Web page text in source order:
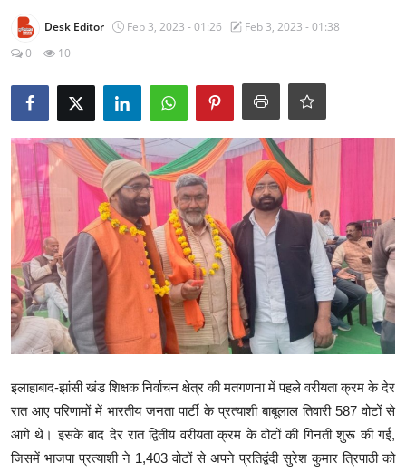
राज्य
बुन्देलखण्ड
वीडियो
क्राइम
स्पोर्ट्स
मनोरंजन
गैलरी
Desk Editor Feb 3, 2023 - 01:26
Feb 3, 2023 - 01:38
0
10
इलाहाबाद-झांसी खंड शिक्षक निर्वाचन क्षेत्र की मतगणना में पहले वरीयता क्रम के देर
रात आए परिणामों में भारतीय जनता पार्टी के प्रत्याशी बाबूलाल तिवारी 587 वोटों से
आगे थे। इसके बाद देर रात द्वितीय वरीयता क्रम के वोटों की गिनती शुरू की गई,
जिसमें भाजपा प्रत्याशी ने 1,403 वोटों से अपने प्रतिद्वंदी सुरेश कुमार त्रिपाठी को